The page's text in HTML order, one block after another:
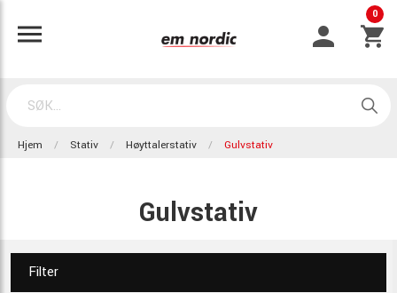
0
Hjem Stativ Høyttalerstativ Gulvstativ
Gulvstativ
Filter